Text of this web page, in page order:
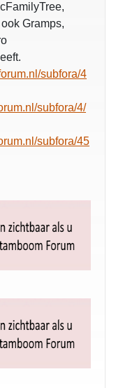
Gramps,
subfora/4
subfora/4/
subfora/45